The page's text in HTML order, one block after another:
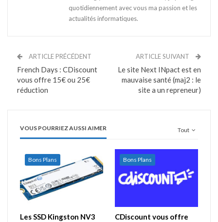
quotidiennement avec vous ma passion et les
actualités informatiques.
ARTICLE PRÉCÉDENT
French Days : CDiscount
vous offre 15€ ou 25€
réduction
ARTICLE SUIVANT
Le site Next INpact est en
mauvaise santé (maj2 : le
site a un repreneur)
Tout
VOUS POURRIEZ AUSSI AIMER
Bons Plans
Les SSD Kingston NV3
Bons Plans
CDiscount vous offre